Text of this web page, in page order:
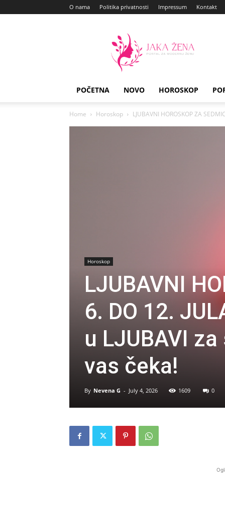
O nama Politika privatnosti Impressum Kontakt
Zena
POČETNA NOVO HOROSKOP
Home Horoskop LJUBAVNI HOROSKOP ZA
Horoskop
LJUBAVNI
6. DO 12.
u LJUBAVI
vas čeka!
By Nevena G - July 4, 2026 1609 0